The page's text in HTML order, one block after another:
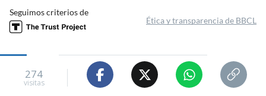
Seguimos criterios de
Ética y transparencia de BBCL
274
visitas